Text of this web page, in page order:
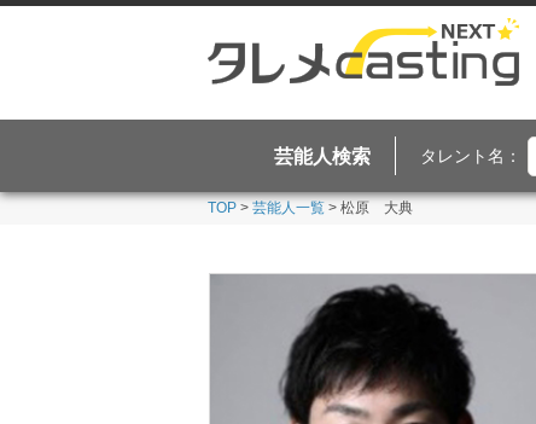
芸能人検索 タレント名：
TOP > 芸能人一覧 > 松原 大典